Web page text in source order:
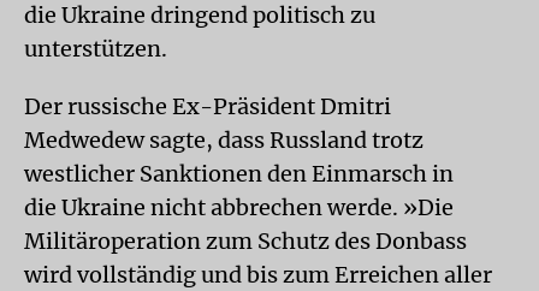
die Ukraine dringend politisch zu
unterstützen.
Der russische Ex-Präsident Dmitri
Medwedew sagte, dass Russland trotz
westlicher Sanktionen den Einmarsch in
die Ukraine nicht abbrechen werde. »Die
Militäroperation zum Schutz des Donbass
wird vollständig und bis zum Erreichen aller